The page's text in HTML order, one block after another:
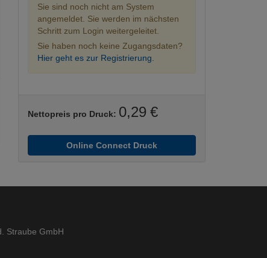
Sie sind noch nicht am System
angemeldet. Sie werden im nächsten
Schritt zum Login weitergeleitet.
Sie haben noch keine Zugangsdaten?
Hier geht es zur Registrierung.
Nettopreis pro Druck: 0,29 €
Online Connect Druck
Straube GmbH